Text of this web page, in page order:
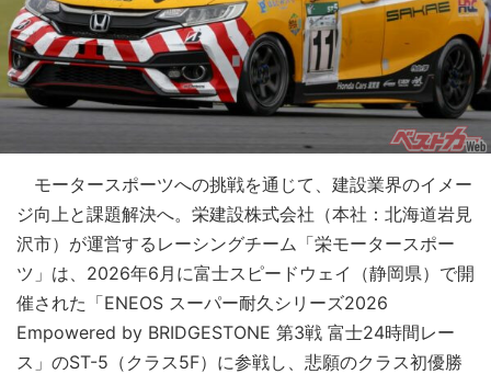
モータースポーツへの挑戦を通じて、建設業界のイメー
ジ向上と課題解決へ。栄建設株式会社（本社：北海道岩見
沢市）が運営するレーシングチーム「栄モータースポー
ツ」は、2026年6月に富士スピードウェイ（静岡県）で開
催された「ENEOS スーパー耐久シリーズ2026
Empowered by BRIDGESTONE 第3戦 富士24時間レー
ス」のST-5（クラス5F）に参戦し、悲願のクラス初優勝